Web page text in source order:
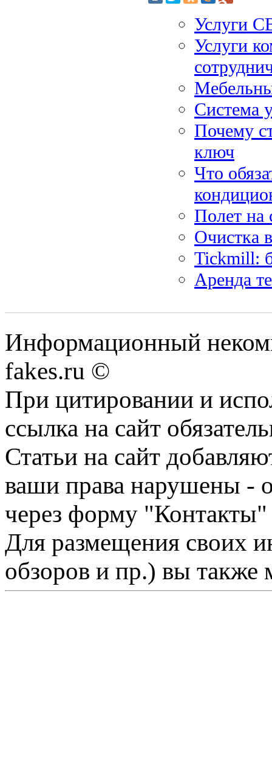
Услуги
Услуги
Система
Почему
ключ
Что
Полет на
Очистка
Tickmill:
Аренда
Информационный
fakes.ru ©
При цитировании и
ссылка на сайт
Статьи на сайт
ваши права нарушены -
через форму "Контакты"
Для размещения своих
обзоров и пр.) вы также